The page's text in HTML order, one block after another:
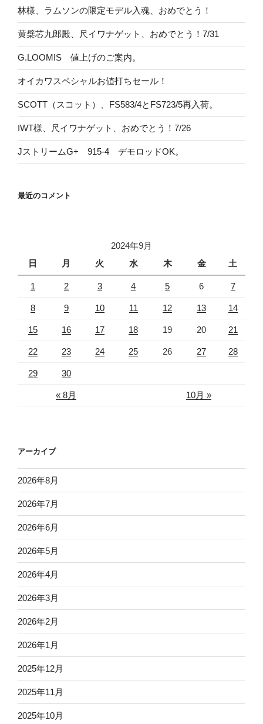
林様、ラムソンの限定モデル入魂、おめでとう！
黄檗芯九郎殿、尺イワナゲット、おめでとう！7/31
G.LOOMIS 値上げのご案内。
オイカワスペシャルお値打ちセール！
SCOTT（スコット）、FS583/4とFS723/5再入荷。
IWT様、尺イワナゲット、おめでとう！7/26
JストリームG+ 915-4 デモロッドOK。
最近のコメント
2024年9月
日
月 火 水 木 金 土
« 8月 10月 »
1 2 3 4 5 6 7
8 9 10 11 12 13 14
15 16 17 18 19 20 21
22 23 24 25 26 27 28
29 30
アーカイブ
2026年8月
2026年7月
2026年6月
2026年5月
2026年4月
2026年3月
2026年2月
2026年1月
2025年12月
2025年11月
2025年10月